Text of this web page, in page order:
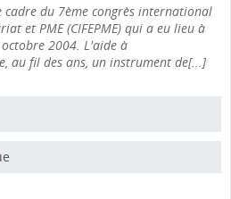
du 7ème congrès international
et PME (CIFEPME) qui a eu lieu à
2004. L'aide à
au fil des ans, un instrument de[...]